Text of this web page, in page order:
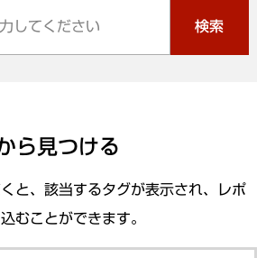
検索
ら見つける
と、該当するタグが表示され、レポ
むことができます。